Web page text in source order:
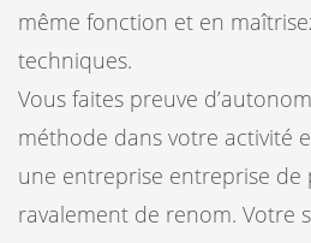
même fonction et en
techniques.
Vous faites preuve
méthode dans votre activité
une entreprise entreprise de
ravalement de renom. Votre